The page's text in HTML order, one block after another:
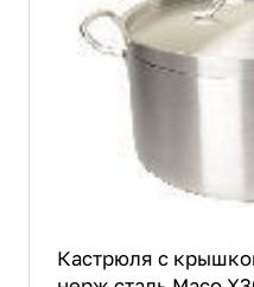
Проектирование
Сервис и
Доставка и
Гарантия и
О GRANBAZAR
О нас
Кастрюля с